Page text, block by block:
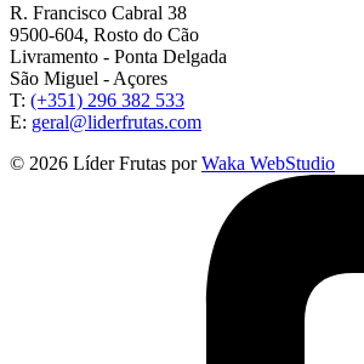
R. Francisco Cabral 38
9500-604, Rosto do Cão
Livramento - Ponta Delgada
São Miguel - Açores
T: (+351) 296 382 533
E: geral@liderfrutas.com
© 2026 Líder Frutas porWaka WebStudio